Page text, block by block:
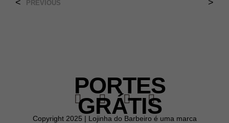
< PREVIOUS >
Copyright 2025 | Lojinha do Barbeiro é uma marca
PORTES
GRÁTIS